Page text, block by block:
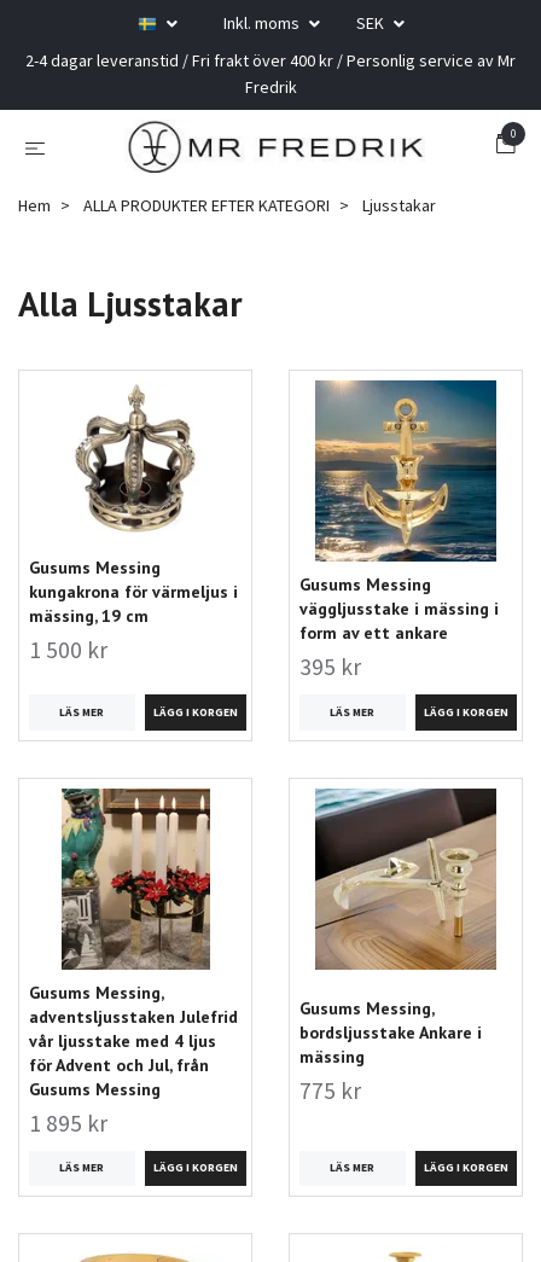
Inkl. moms
SEK
2-4 dagar leveranstid / Fri frakt över 400 kr / Personlig service av Mr
Fredrik
0
Hem ALLA PRODUKTER EFTER KATEGORI Ljusstakar
Alla Ljusstakar
Gusums Messing
kungakrona för värmeljus i
mässing, 19 cm
1 500 kr
LÄS MER
Gusums Messing
väggljusstake i mässing i
form av ett ankare
395 kr
LÄS MER
Gusums Messing,
adventsljusstaken Julefrid
vår ljusstake med 4 ljus
för Advent och Jul, från
Gusums Messing
1 895 kr
LÄS MER
Gusums Messing,
bordsljusstake Ankare i
mässing
775 kr
LÄS MER